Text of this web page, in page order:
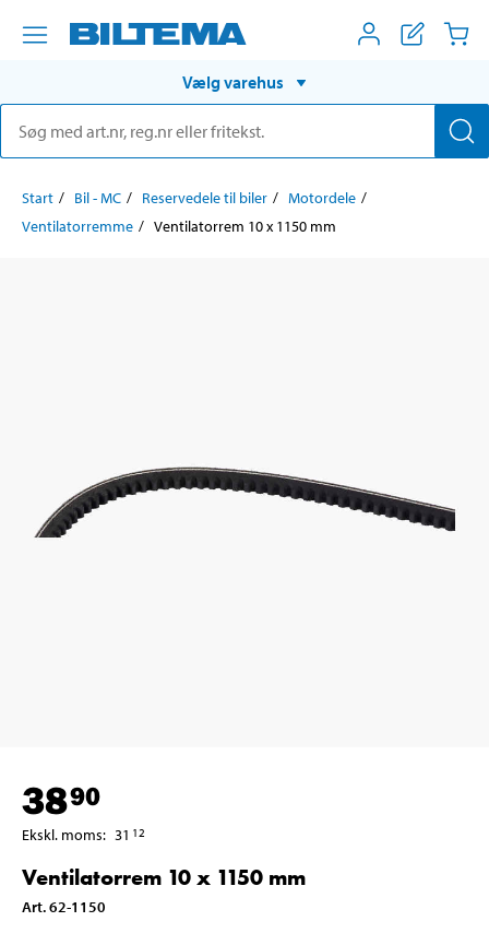
Vælg varehus
Start Bil - MC Reservedele til biler
Motordele
Ventilatorremme
Ventilatorrem 10 x 1150 mm
3890
Ekskl. moms: 31 12
Ventilatorrem 10 x 1150 mm
Art.62-1150